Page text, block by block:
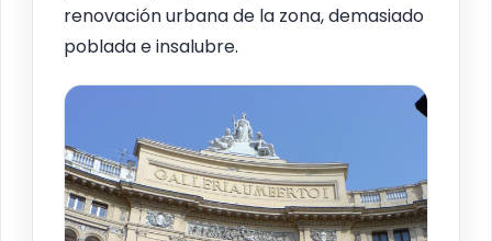
renovación urbana de la zona, demasiado
poblada e insalubre.